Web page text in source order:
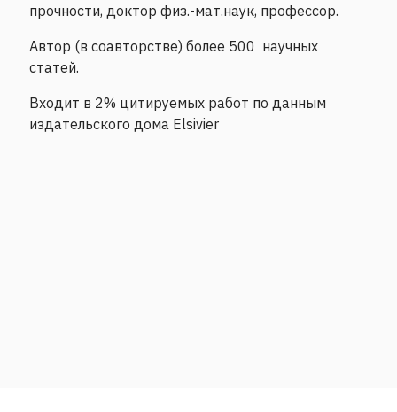
прочности, доктор физ.-мат.наук, профессор.
Автор (в соавторстве) более 500 научных
статей.
Входит в 2% цитируемых работ по данным
издательского дома Elsivier